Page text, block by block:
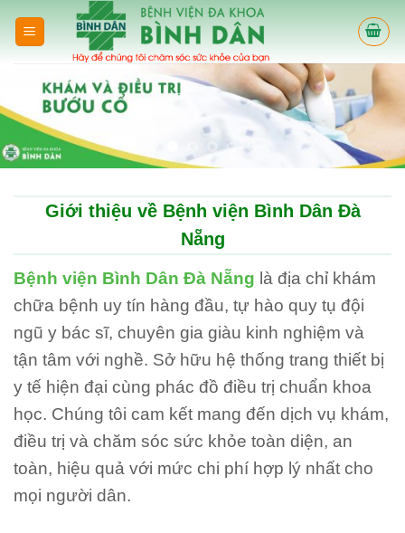
Giới thiệu về Bệnh viện Bình Dân Đà
Nẵng
Bệnh viện Bình Dân Đà Nẵng là địa chỉ khám
chữa bệnh uy tín hàng đầu, tự hào quy tụ đội
ngũ y bác sĩ, chuyên gia giàu kinh nghiệm và
tận tâm với nghề. Sở hữu hệ thống trang thiết bị
y tế hiện đại cùng phác đồ điều trị chuẩn khoa
học. Chúng tôi cam kết mang đến dịch vụ khám,
điều trị và chăm sóc sức khỏe toàn diện, an
toàn, hiệu quả với mức chi phí hợp lý nhất cho
mọi người dân.